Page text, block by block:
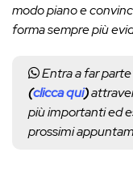
modo piano e
forma sempre più
Entra a far
(clicca qui)
più importanti ed
prossimi